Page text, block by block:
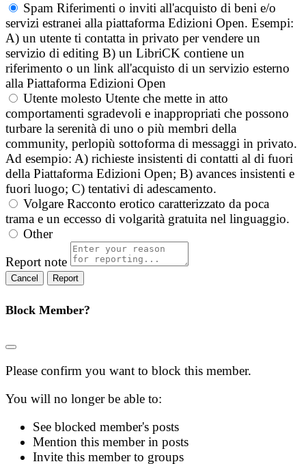
Spam Riferimenti o inviti all'acquisto di beni e/o
servizi estranei alla piattaforma Edizioni Open. Esempi:
A) un utente ti contatta in privato per vendere un
servizio di editing B) un LibriCK contiene un
riferimento o un link all'acquisto di un servizio esterno
alla Piattaforma Edizioni Open
Utente molesto Utente che mette in atto
comportamenti sgradevoli e inappropriati che possono
turbare la serenità di uno o più membri della
community, perlopiù sottoforma di messaggi in privato.
Ad esempio: A) richieste insistenti di contatti al di fuori
della Piattaforma Edizioni Open; B) avances insistenti e
fuori luogo; C) tentativi di adescamento.
Volgare Racconto erotico caratterizzato da poca
trama e un eccesso di volgarità gratuita nel linguaggio.
Other
Report note
Report
Block Member?
Please confirm you want to block this member.
You will no longer be able to:
See blocked member's posts
Mention this member in posts
Invite this member to groups